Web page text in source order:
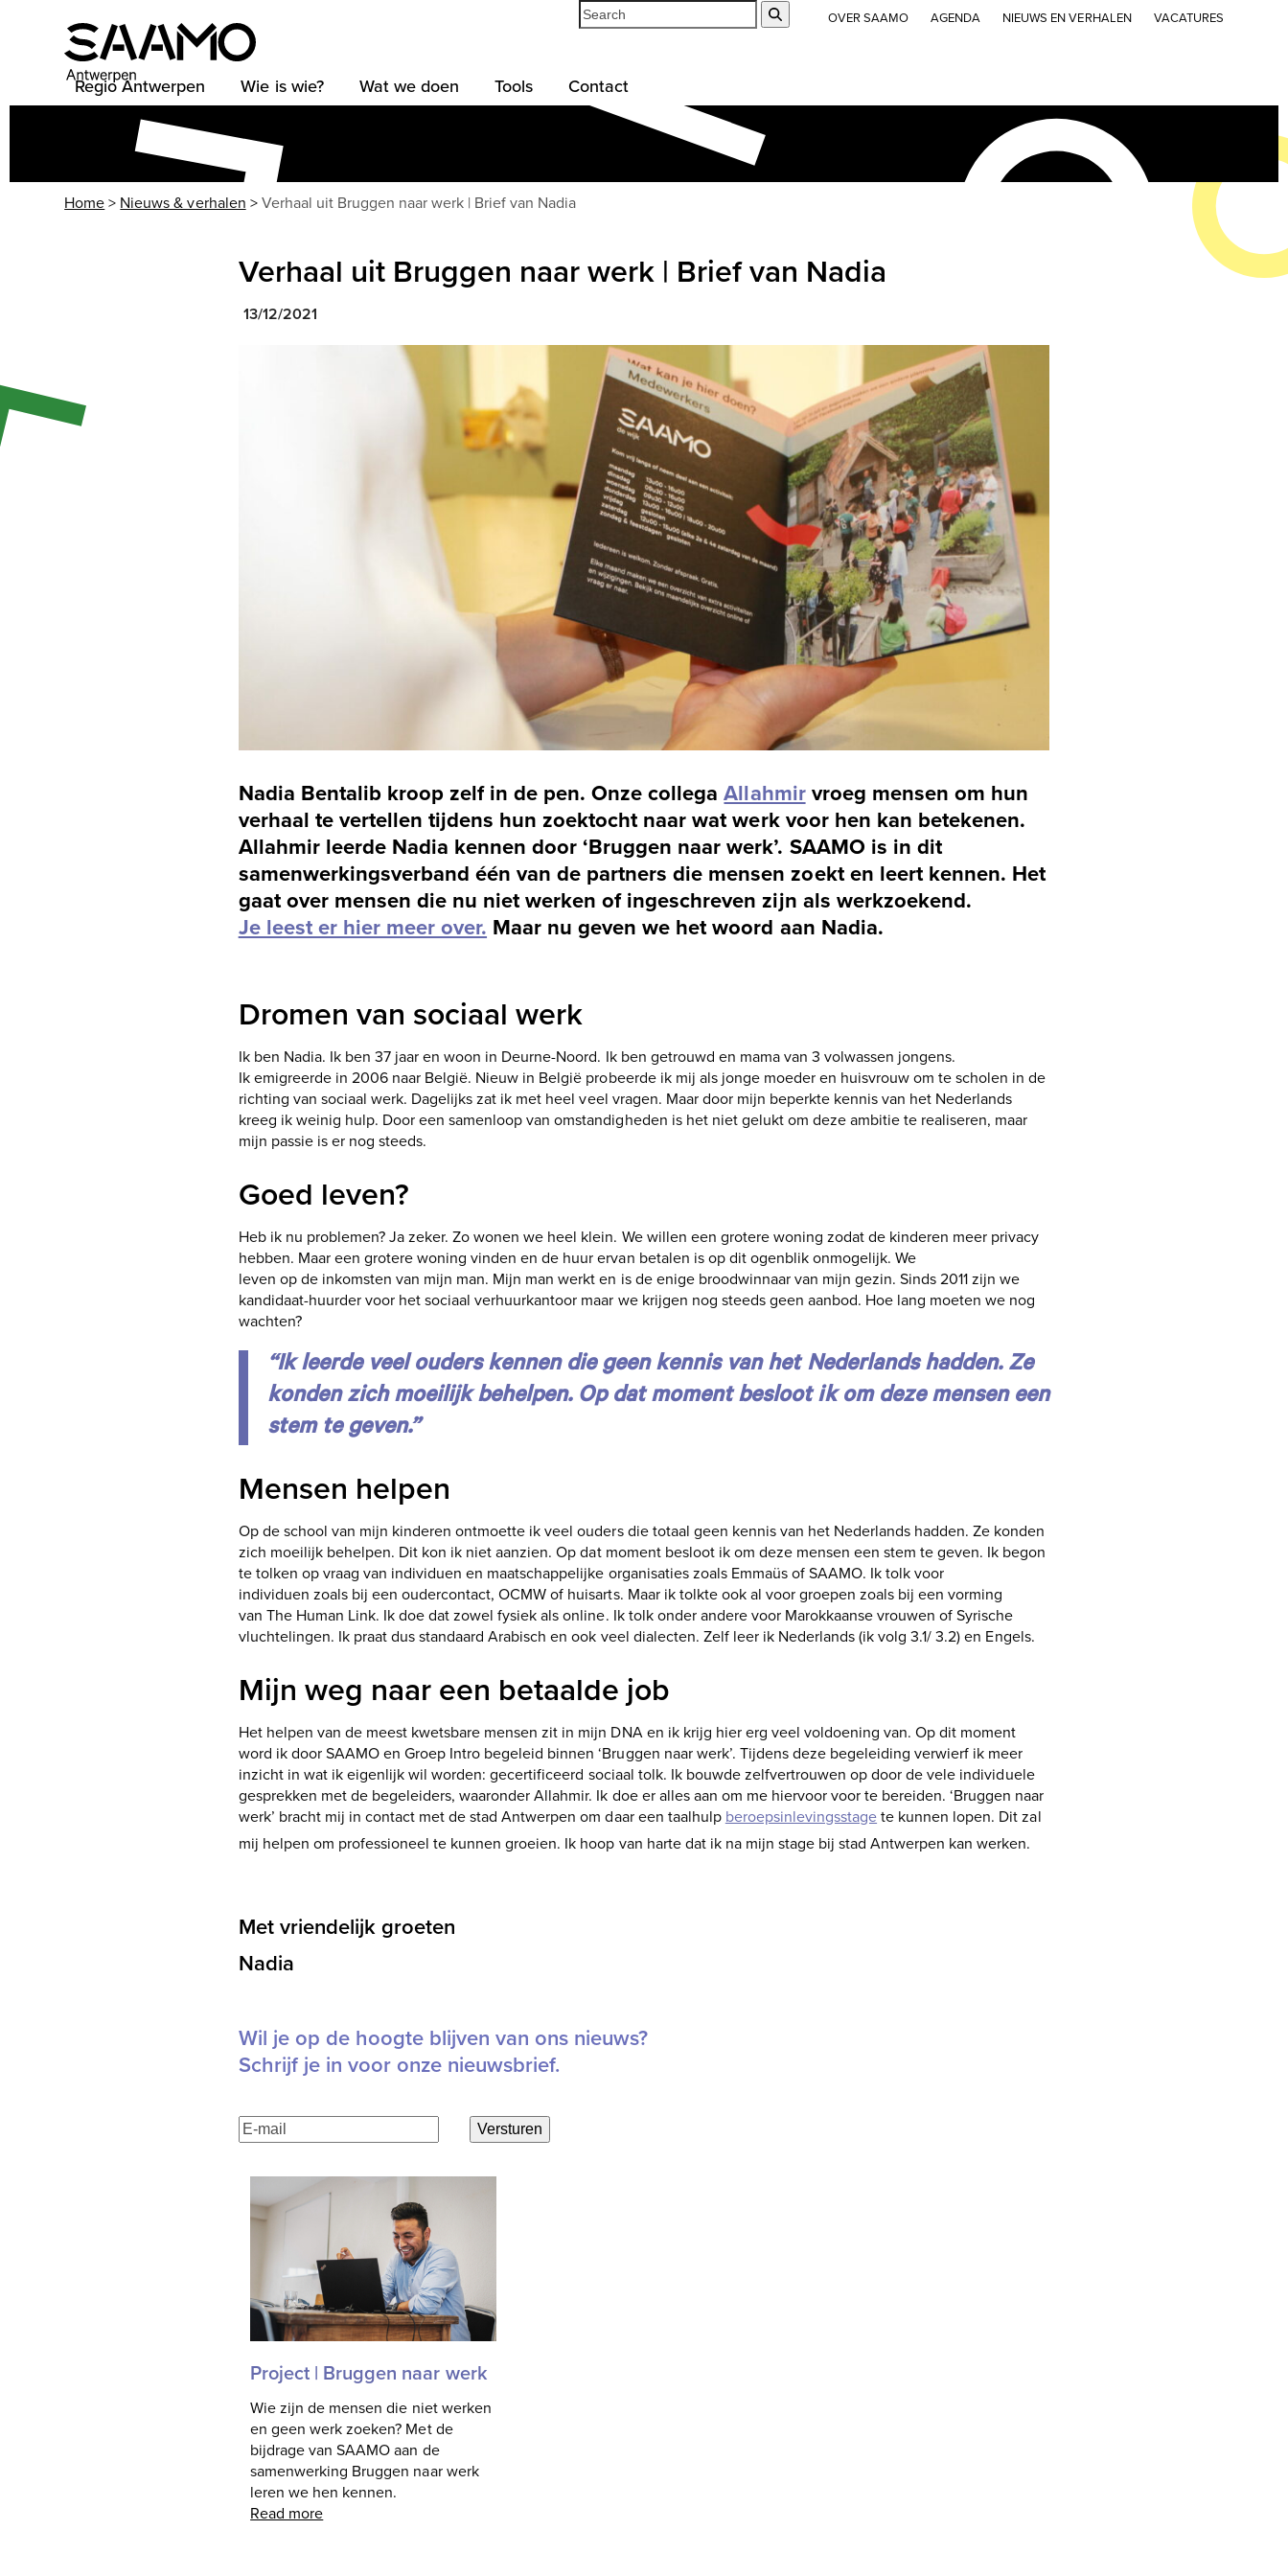
OVER SAAMO AGENDA NIEUWS EN VERHALEN VACATURES
Search
Regio Antwerpen Wie is wie? Wat we doen Tools Contact
Home> Nieuws & verhalen >Verhaal uit Bruggen naar werk | Brief van Nadia
Verhaal uit Bruggen naar werk | Brief van Nadia
13/12/2021
Nadia Bentalib kroop zelf in de pen. Onze collegaAllahmirvroeg mensen om hun
verhaal te vertellen tijdens hun zoektocht naar wat werk voor hen kan betekenen.
Allahmir leerde Nadia kennen door ‘Bruggen naar werk’. SAAMO is in dit
samenwerkingsverband één van de partners die mensen zoekt en leert kennen. Het
gaat over mensen die nu niet werken of ingeschreven zijn als werkzoekend.
Je leest er hier meer over. Maar nu geven we het woord aan Nadia.
Dromen van sociaal werk
Ik ben Nadia. Ik ben 37 jaar en woon in Deurne-Noord. Ik ben getrouwd en mama van 3 volwassen jongens.
Ik emigreerde in 2006 naar België. Nieuw in België probeerde ik mij als jonge moeder en huisvrouw om te scholen in de
richting van sociaal werk. Dagelijks zat ik met heel veel vragen. Maar door mijn beperkte kennis van het Nederlands
kreeg ik weinig hulp. Door een samenloop van omstandigheden is het niet gelukt om deze ambitie te realiseren, maar
mijn passie is er nog steeds.
Goed leven?
Heb ik nu problemen? Ja zeker. Zo wonen we heel klein. We willen een grotere woning zodat de kinderen meer privacy
hebben. Maar een grotere woning vinden en de huur ervan betalen is op dit ogenblik onmogelijk. We
leven op de inkomsten van mijn man. Mijn man werkt en is de enige broodwinnaar van mijn gezin. Sinds 2011 zijn we
kandidaat-huurder voor het sociaal verhuurkantoor maar we krijgen nog steeds geen aanbod. Hoe lang moeten we nog
wachten?
“Ik leerde veel ouders kennen die geen kennis van het Nederlands hadden. Ze
konden zich moeilijk behelpen. Op dat moment besloot ik om deze mensen een
stem te geven.”
Mensen helpen
Op de school van mijn kinderen ontmoette ik veel ouders die totaal geen kennis van het Nederlands hadden. Ze konden
zich moeilijk behelpen. Dit kon ik niet aanzien. Op dat moment besloot ik om deze mensen een stem te geven. Ik begon
te tolken op vraag van individuen en maatschappelijke organisaties zoals Emmaüs of SAAMO. Ik tolk voor
individuen zoals bij een oudercontact, OCMW of huisarts. Maar ik tolkte ook al voor groepen zoals bij een vorming
van The Human Link. Ik doe dat zowel fysiek als online. Ik tolk onder andere voor Marokkaanse vrouwen of Syrische
vluchtelingen. Ik praat dus standaard Arabisch en ook veel dialecten. Zelf leer ik Nederlands (ik volg 3.1/ 3.2) en Engels.
Mijn weg naar een betaalde job
Het helpen van de meest kwetsbare mensen zit in mijn DNA en ik krijg hier erg veel voldoening van. Op dit moment
word ik door SAAMO en Groep Intro begeleid binnen ‘Bruggen naar werk’. Tijdens deze begeleiding verwierf ik meer
inzicht in wat ik eigenlijk wil worden: gecertificeerd sociaal tolk. Ik bouwde zelfvertrouwen op door de vele individuele
gesprekken met de begeleiders, waaronder Allahmir. Ik doe er alles aan om me hiervoor voor te bereiden. ‘Bruggen naar
werk’ bracht mij in contact met de stad Antwerpen om daar een taalhulp beroepsinlevingsstagete kunnen lopen. Dit zal
mij helpen om professioneel te kunnen groeien. Ik hoop van harte dat ik na mijn stage bij stad Antwerpen kan werken.
Met vriendelijk groeten
Nadia
Wil je op de hoogte blijven van ons nieuws?
Schrijf je in voor onze nieuwsbrief.
E-
mailadres(Vereist)
Versturen
Project | Bruggen naar werk
Wie zijn de mensen die niet werken
en geen werk zoeken? Met de
bijdrage van SAAMO aan de
samenwerking Bruggen naar werk
leren we hen kennen.
Read more